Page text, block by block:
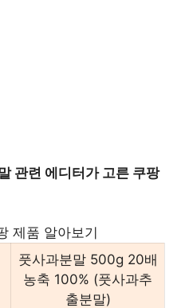
관련 에디터가 고른 쿠팡
제품 알아보기
풋사과분말 500g 20배
농축 100% (풋사과추
출분말)